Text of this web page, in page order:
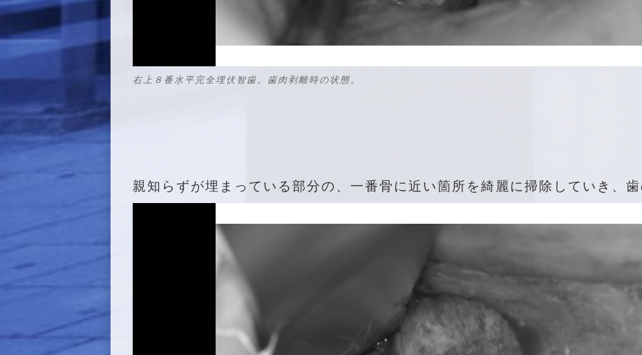
右上８番水平完全埋伏智歯。歯肉剥離時の状態。
親知らずが埋まっている部分の、一番骨に近い箇所を綺麗に掃除していき、歯